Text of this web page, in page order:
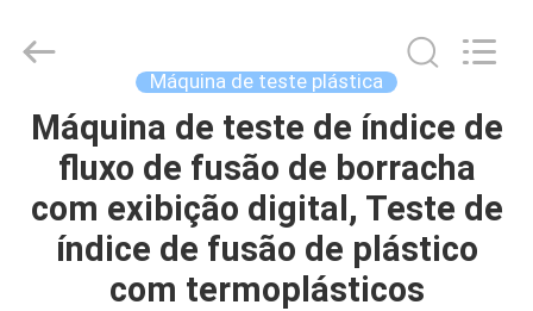
CASA
PRODUTOS
Rights
Reserved.
Máquina de teste plástica
Máquina de teste de índice de
fluxo de fusão de borracha
com exibição digital, Teste de
índice de fusão de plástico
com termoplásticos